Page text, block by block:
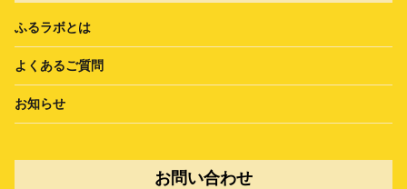
ふるラボとは
よくあるご質問
お知らせ
お問い合わせ